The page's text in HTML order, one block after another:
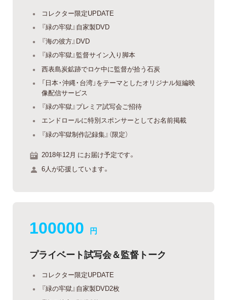
コレクター限定UPDATE
『緑の牢獄』自家製DVD
『海の彼方』DVD
『緑の牢獄』監督サイン入り脚本
西表島炭鉱跡でロケ中に監督が拾う石炭
「日本・沖縄・台湾」をテーマとしたオリジナル短編映
像配信サービス
『緑の牢獄』プレミア試写会ご招待
エンドロールに特別スポンサーとしてお名前掲載
『緑の牢獄制作記録集』（限定）
2018年12月 にお届け予定です。
6人が応援しています。
100000 円
プライベート試写会＆監督トーク
コレクター限定UPDATE
『緑の牢獄』自家製DVD2枚